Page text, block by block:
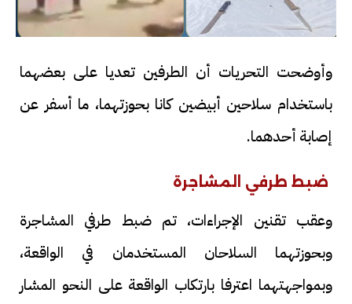
وأوضحت التحريات أن الطرفين تعديا على بعضهما
باستخدام سلاحين أبيضين كانا بحوزتهما، ما أسفر عن
إصابة أحدهما.
ضبط طرفي المشاجرة
وعقب تقنين الإجراءات، تم ضبط طرفي المشاجرة
وبحوزتهما السلاحان المستخدمان في الواقعة،
وبمواجهتهما اعترفا بارتكاب الواقعة على النحو المشار